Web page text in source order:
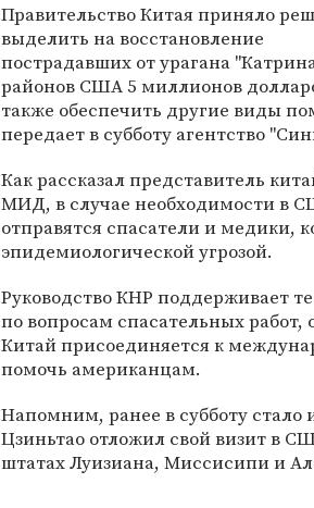
Правительство Китая приняло
выделить на восстановление
пострадавших от урагана
районов США 5 миллионов
также обеспечить другие виды
передает в субботу агентство
Как рассказал представитель
МИД, в случае необходимости в
отправятся спасатели и медики,
эпидемиологической угрозой.
Руководство КНР поддерживает
по вопросам спасательных
Китай присоединяется к
помочь американцам.
Напомним, ранее в субботу стало
Цзиньтао отложил свой визит в
штатах Луизиана, Миссисипи и